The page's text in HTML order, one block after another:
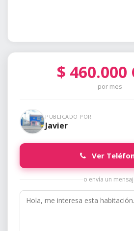
$ 460.000
por mes
PUBLICADO POR
Javier
Ver
o envía un